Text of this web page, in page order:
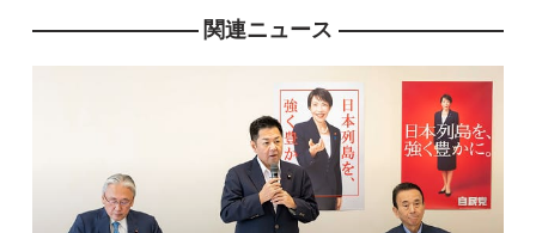
関連ニュース